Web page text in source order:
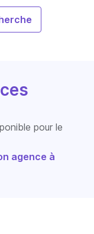
pour le
agence à